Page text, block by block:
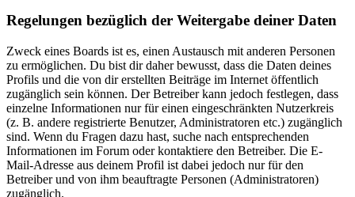
Regelungen bezüglich der Weitergabe deiner Daten
Zweck eines Boards ist es, einen Austausch mit anderen Personen
zu ermöglichen. Du bist dir daher bewusst, dass die Daten deines
Profils und die von dir erstellten Beiträge im Internet öffentlich
zugänglich sein können. Der Betreiber kann jedoch festlegen, dass
einzelne Informationen nur für einen eingeschränkten Nutzerkreis
(z. B. andere registrierte Benutzer, Administratoren etc.) zugänglich
sind. Wenn du Fragen dazu hast, suche nach entsprechenden
Informationen im Forum oder kontaktiere den Betreiber. Die E-
Mail-Adresse aus deinem Profil ist dabei jedoch nur für den
Betreiber und von ihm beauftragte Personen (Administratoren)
zugänglich.